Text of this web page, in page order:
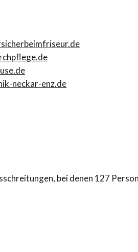
neckar-enz.de
bei denen 127